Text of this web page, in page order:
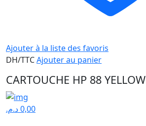
Ajouter à la liste des favoris
DH/TTCAjouter au panier
CARTOUCHE HP 88 YELLOW
0,00د.م.